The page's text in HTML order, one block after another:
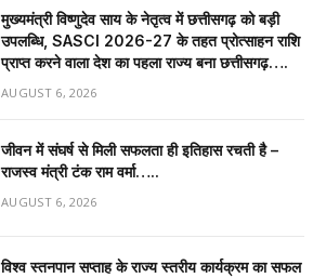
मुख्यमंत्री विष्णुदेव साय के नेतृत्व में छत्तीसगढ़ को बड़ी
उपलब्धि, SASCI 2026-27 के तहत प्रोत्साहन राशि
प्राप्त करने वाला देश का पहला राज्य बना छत्तीसगढ़….
AUGUST 6, 2026
जीवन में संघर्ष से मिली सफलता ही इतिहास रचती है –
राजस्व मंत्री टंक राम वर्मा…..
AUGUST 6, 2026
विश्व स्तनपान सप्ताह के राज्य स्तरीय कार्यक्रम का सफल